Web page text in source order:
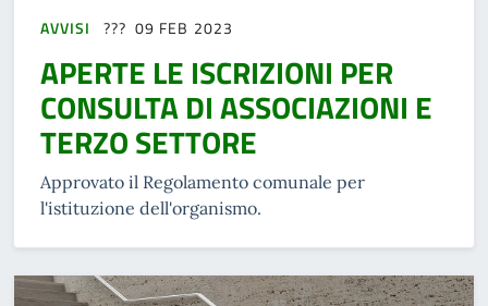
AVVISI 09 FEB 2023
APERTE LE ISCRIZIONI PER
CONSULTA DI ASSOCIAZIONI E
TERZO SETTORE
Approvato il Regolamento comunale per
l'istituzione dell'organismo.